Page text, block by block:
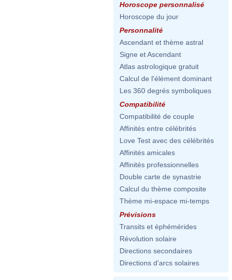
Horoscope personnalisé
Horoscope du jour
Personnalité
Ascendant et thème astral
Signe et Ascendant
Atlas astrologique gratuit
Calcul de l'élément dominant
Les 360 degrés symboliques
Compatibilité
Compatibilité de couple
Affinités entre célébrités
Love Test avec des célébrités
Affinités amicales
Affinités professionnelles
Double carte de synastrie
Calcul du thème composite
Thème mi-espace mi-temps
Prévisions
Transits et éphémérides
Révolution solaire
Directions secondaires
Directions d'arcs solaires